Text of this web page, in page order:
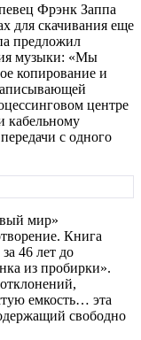
Фрэнк Заппа
для скачивания еще
предложил
музыки: «Мы
копирование и
центре
кабельному
с одного
мир»
Книга
46 лет до
из пробирки».
емкость… эта
свободно